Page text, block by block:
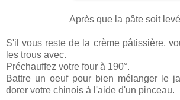
Après que la pâte soit
S'il vous reste de la crème pâtissière,
les trous avec.
Préchauffez votre four à 190°.
Battre un oeuf pour bien mélanger le
dorer votre chinois à l'aide d'un pinceau.